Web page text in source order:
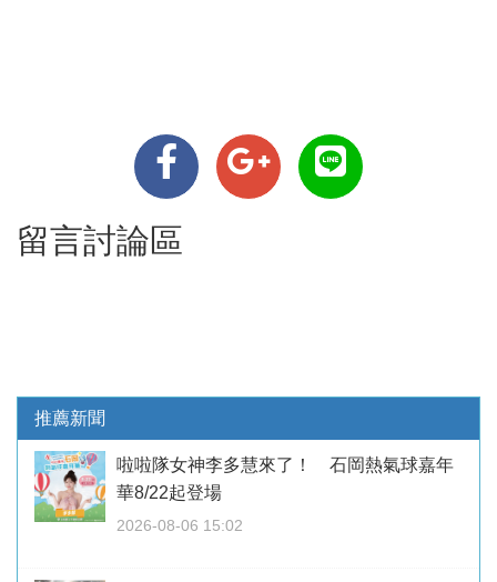
留言討論區
推薦新聞
啦啦隊女神李多慧來了！ 石岡熱氣球嘉年
華8/22起登場
2026-08-06 15:02